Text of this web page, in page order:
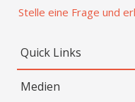
Stelle eine Frage und
Quick Links
Medien